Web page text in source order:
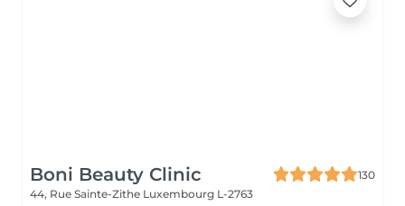
Boni Beauty Clinic
130
44, Rue Sainte-Zithe Luxembourg L-2763